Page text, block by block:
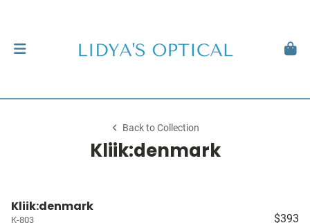
Back to Collection
Kliik:denmark
Kliik:denmark
K-803 $393